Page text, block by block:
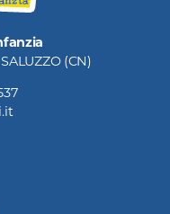
(CN)